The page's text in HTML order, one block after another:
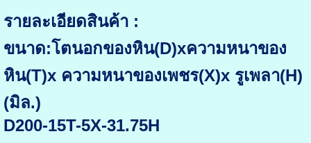
รายละเอียดสินค้า :
ขนาด:โตนอกของหิน(D)xความหนาของ
หิน(T)x ความหนาของเพชร(X)x รูเพลา(H)
(มิล.)
D200-15T-5X-31.75H